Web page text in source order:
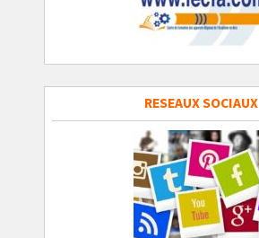
RESEAUX SOCIAUX